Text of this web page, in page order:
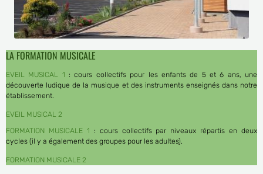
LA FORMATION MUSICALE
EVEIL MUSICAL 1 : cours collectifs pour les enfants de 5 et 6 ans, une
découverte ludique de la musique et des instruments enseignés dans notre
établissement.
EVEIL MUSICAL 2
FORMATION MUSICALE 1 : cours collectifs par niveaux répartis en deux
cycles (il y a également des groupes pour les adultes).
FORMATION MUSICALE 2